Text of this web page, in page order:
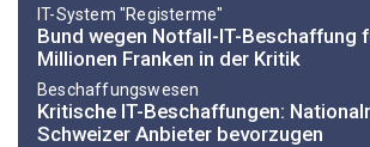
IT-System "Registerme"
Bund wegen Notfall-IT-Beschaffung
Millionen Franken in der Kritik
Beschaffungswesen
Kritische IT-Beschaffungen:
Schweizer Anbieter bevorzugen